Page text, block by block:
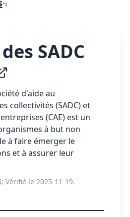
SADC
d'aide au
collectivités (SADC) et
(CAE) est un
à but non
à faire émerger le
et à assurer leur
Vérifié le 2025-11-19.